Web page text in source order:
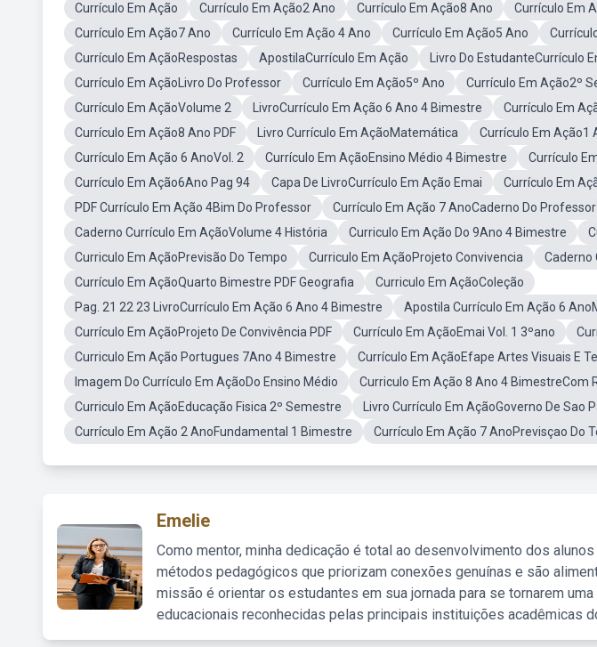
Currículo Em Ação Currículo Em Ação2 Ano Currículo Em Ação8 Ano Currículo Em
Currículo Em Ação7 Ano
Currículo Em Ação 4 Ano Currículo Em Ação5 Ano
Currículo Em AçãoRespostas
ApostilaCurrículo Em Ação
Livro Do EstudanteCurrículo
Currículo Em AçãoLivro Do Professor
Currículo Em Ação5º Ano
Currículo Em Ação2º
Currículo Em AçãoVolume 2
LivroCurrículo Em Ação 6 Ano 4 Bimestre
Currículo Em
Currículo Em Ação8 Ano PDF
Livro Currículo Em AçãoMatemática
Currículo Em Ação1
Currículo Em Ação 6 AnoVol. 2
Currículo Em AçãoEnsino Médio 4 Bimestre
Currículo
Currículo Em Ação6Ano Pag 94
Capa De LivroCurrículo Em Ação Emai
Currículo Em
PDF Currículo Em Ação 4Bim Do Professor
Currículo Em Ação 7 AnoCaderno Do Professor
Caderno Currículo Em AçãoVolume 4 História
Curriculo Em Ação Do 9Ano 4 Bimestre
Curriculo Em AçãoPrevisão Do Tempo
Curriculo Em AçãoProjeto Convivencia
Caderno
Currículo Em AçãoQuarto Bimestre PDF Geografia
Curriculo Em AçãoColeção
Pag. 21 22 23 LivroCurrículo Em Ação 6 Ano 4 Bimestre
Apostila Currículo Em Ação 6
Currículo Em AçãoProjeto De Convivência PDF
Currículo Em AçãoEmai Vol. 1 3ºano
Curriculo Em Ação Portugues 7Ano 4 Bimestre
Currículo Em AçãoEfape Artes Visuais E
Imagem Do Currículo Em AçãoDo Ensino Médio
Curriculo Em Ação 8 Ano 4 BimestreCom
Curriculo Em AçãoEducação Fisica 2º Semestre
Livro Currículo Em AçãoGoverno De Sao
Currículo Em Ação 2 AnoFundamental 1 Bimestre
Currículo Em Ação 7 AnoPrevisçao Do
Emelie
Como mentor, minha dedicação é total ao desenvolvimento dos
métodos pedagógicos que priorizam conexões genuínas e são
missão é orientar os estudantes em sua jornada para se tornarem
educacionais reconhecidas pelas principais instituições acadêmicas